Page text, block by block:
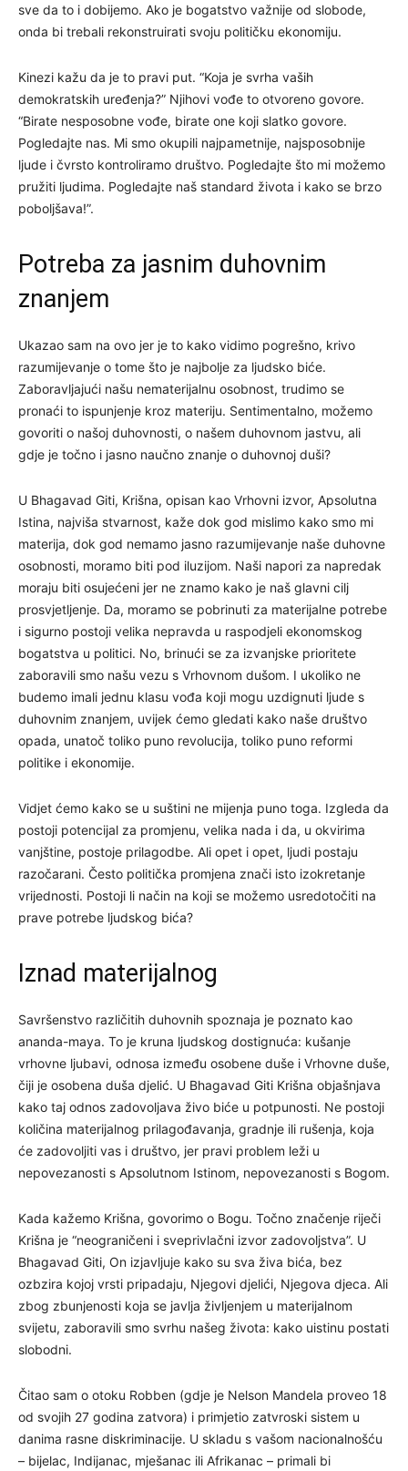
sve da to i dobijemo. Ako je bogatstvo važnije od slobode,
onda bi trebali rekonstruirati svoju političku ekonomiju.
Kinezi kažu da je to pravi put. “Koja je svrha vaših
demokratskih uređenja?” Njihovi vođe to otvoreno govore.
“Birate nesposobne vođe, birate one koji slatko govore.
Pogledajte nas. Mi smo okupili najpametnije, najsposobnije
ljude i čvrsto kontroliramo društvo. Pogledajte što mi možemo
pružiti ljudima. Pogledajte naš standard života i kako se brzo
poboljšava!”.
Potreba za jasnim duhovnim
znanjem
Ukazao sam na ovo jer je to kako vidimo pogrešno, krivo
razumijevanje o tome što je najbolje za ljudsko biće.
Zaboravljajući našu nematerijalnu osobnost, trudimo se
pronaći to ispunjenje kroz materiju. Sentimentalno, možemo
govoriti o našoj duhovnosti, o našem duhovnom jastvu, ali
gdje je točno i jasno naučno znanje o duhovnoj duši?
U Bhagavad Giti, Krišna, opisan kao Vrhovni izvor, Apsolutna
Istina, najviša stvarnost, kaže dok god mislimo kako smo mi
materija, dok god nemamo jasno razumijevanje naše duhovne
osobnosti, moramo biti pod iluzijom. Naši napori za napredak
moraju biti osujećeni jer ne znamo kako je naš glavni cilj
prosvjetljenje. Da, moramo se pobrinuti za materijalne potrebe
i sigurno postoji velika nepravda u raspodjeli ekonomskog
bogatstva u politici. No, brinući se za izvanjske prioritete
zaboravili smo našu vezu s Vrhovnom dušom. I ukoliko ne
budemo imali jednu klasu vođa koji mogu uzdignuti ljude s
duhovnim znanjem, uvijek ćemo gledati kako naše društvo
opada, unatoč toliko puno revolucija, toliko puno reformi
politike i ekonomije.
Vidjet ćemo kako se u suštini ne mijenja puno toga. Izgleda da
postoji potencijal za promjenu, velika nada i da, u okvirima
vanjštine, postoje prilagodbe. Ali opet i opet, ljudi postaju
razočarani. Često politička promjena znači isto izokretanje
vrijednosti. Postoji li način na koji se možemo usredotočiti na
prave potrebe ljudskog bića?
Iznad materijalnog
Savršenstvo različitih duhovnih spoznaja je poznato kao
ananda-maya. To je kruna ljudskog dostignuća: kušanje
vrhovne ljubavi, odnosa između osobene duše i Vrhovne duše,
čiji je osobena duša djelić. U Bhagavad Giti Krišna objašnjava
kako taj odnos zadovoljava živo biće u potpunosti. Ne postoji
količina materijalnog prilagođavanja, gradnje ili rušenja, koja
će zadovoljiti vas i društvo, jer pravi problem leži u
nepovezanosti s Apsolutnom Istinom, nepovezanosti s Bogom.
Kada kažemo Krišna, govorimo o Bogu. Točno značenje riječi
Krišna je “neograničeni i sveprivlačni izvor zadovoljstva”. U
Bhagavad Giti, On izjavljuje kako su sva živa bića, bez
ozbzira kojoj vrsti pripadaju, Njegovi djelići, Njegova djeca. Ali
zbog zbunjenosti koja se javlja življenjem u materijalnom
svijetu, zaboravili smo svrhu našeg života: kako uistinu postati
slobodni.
Čitao sam o otoku Robben (gdje je Nelson Mandela proveo 18
od svojih 27 godina zatvora) i primjetio zatvroski sistem u
danima rasne diskriminacije. U skladu s vašom nacionalnošću
– bijelac, Indijanac, mješanac ili Afrikanac – primali bi